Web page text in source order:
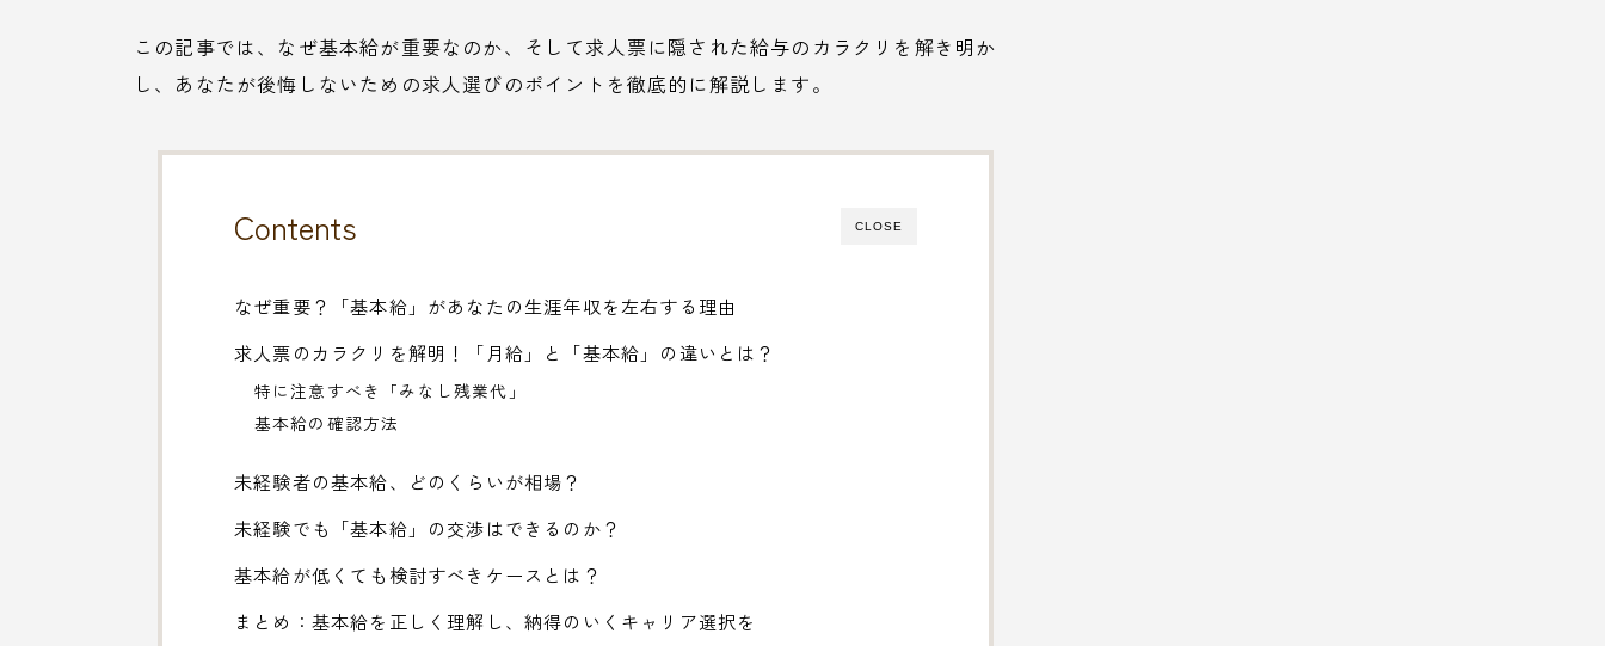
この記事では、なぜ基本給が重要なのか、そして求人票に隠された給与のカラクリを解き明か
し、あなたが後悔しないための求人選びのポイントを徹底的に解説します。
CLOSE
Contents
なぜ重要？「基本給」があなたの生涯年収を左右する理由
求人票のカラクリを解明！「月給」と「基本給」の違いとは？
特に注意すべき「みなし残業代」
基本給の確認方法
未経験者の基本給、どのくらいが相場？
未経験でも「基本給」の交渉はできるのか？
基本給が低くても検討すべきケースとは？
まとめ：基本給を正しく理解し、納得のいくキャリア選択を